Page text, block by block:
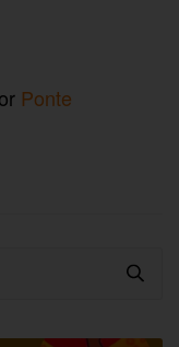
Ponte